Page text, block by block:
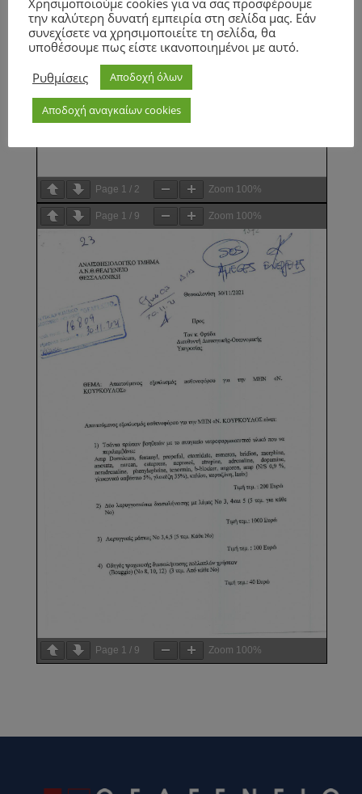
Page 1 / 2 Zoom 100%
Page 1 / 9 Zoom 100%
Page 1 / 9 Zoom 100%
Χρησιμοποιούμε cookies για να σας προσφέρουμε
την καλύτερη δυνατή εμπειρία στη σελίδα μας. Εάν
συνεχίσετε να χρησιμοποιείτε τη σελίδα, θα
υποθέσουμε πως είστε ικανοποιημένοι με αυτό.
Ρυθμίσεις
Αποδοχή όλων
Αποδοχή αναγκαίων cookies